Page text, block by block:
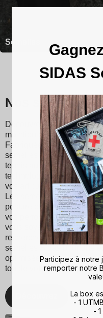
Semelles
Nos semelles
Découvrez les semelles
maintien optimal et un
Fabriquées à partir de
semelles conviennent à
tennis au ski en passant
technologie d'absorption
vos articulations,
Les semelles Sidas
posture et une répartition
vos performances
vous soyez un sportif
recherche d'un meilleur
semelles Sidas pour une
optimisée. Avec Sidas,
top de votre forme, quelle
SIDAS
Participez à notre
remporter notre
La box
- 1
-